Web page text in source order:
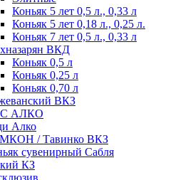
Коньяк 5 лет 0,5 л., 0,33 л
Коньяк 5 лет 0,18 л., 0,25 л.
Коньяк 7 лет 0,5 л., 0,33 л
ВКД
Коньяк 0,5 л
Коньяк 0,25 л
Коньяк 0,70 л
ВКЗ
АЛКО
Алко
/ Тавинко ВКЗ
сувенирный Сабля
КЗ